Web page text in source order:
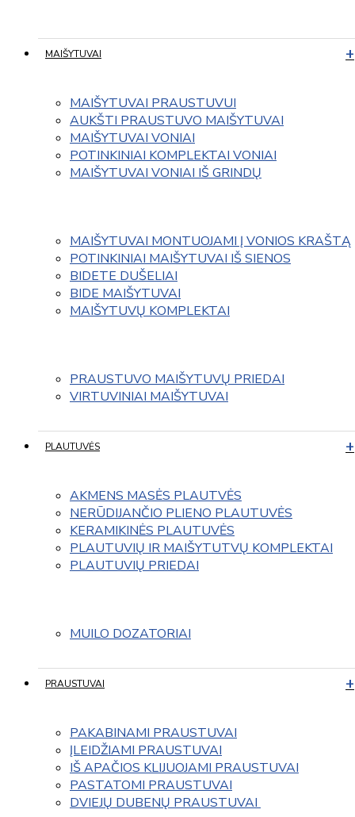
MAIŠYTUVAI
MAIŠYTUVAI PRAUSTUVUI
AUKŠTI PRAUSTUVO MAIŠYTUVAI
MAIŠYTUVAI VONIAI
POTINKINIAI KOMPLEKTAI VONIAI
MAIŠYTUVAI VONIAI IŠ GRINDŲ
MAIŠYTUVAI MONTUOJAMI Į VONIOS KRAŠTĄ
POTINKINIAI MAIŠYTUVAI IŠ SIENOS
BIDETE DUŠELIAI
BIDE MAIŠYTUVAI
MAIŠYTUVŲ KOMPLEKTAI
PRAUSTUVO MAIŠYTUVŲ PRIEDAI
VIRTUVINIAI MAIŠYTUVAI
PLAUTUVĖS
AKMENS MASĖS PLAUTVĖS
NERŪDIJANČIO PLIENO PLAUTUVĖS
KERAMIKINĖS PLAUTUVĖS
PLAUTUVIŲ IR MAIŠYTUTVŲ KOMPLEKTAI
PLAUTUVIŲ PRIEDAI
MUILO DOZATORIAI
PRAUSTUVAI
PAKABINAMI PRAUSTUVAI
ĮLEIDŽIAMI PRAUSTUVAI
IŠ APAČIOS KLIJUOJAMI PRAUSTUVAI
PASTATOMI PRAUSTUVAI
DVIEJŲ DUBENŲ PRAUSTUVAI